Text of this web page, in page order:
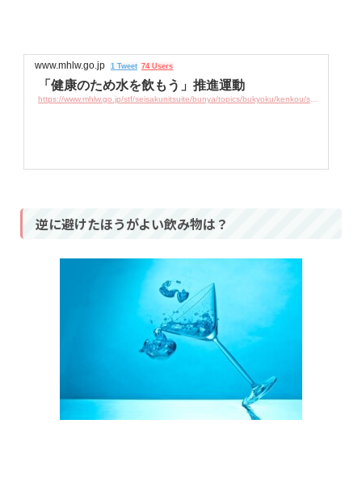
www.mhlw.go.jp 1 Tweet 74 Users
「健康のため水を飲もう」推進運動
https://www.mhlw.go.jp/stf/seisakunitsuite/bunya/topics/bukyoku/kenkou/suido/nomou/index.html
逆に避けたほうがよい飲み物は？